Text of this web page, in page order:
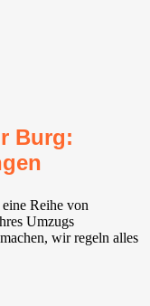
Burg:
Reihe von
Umzugs
wir regeln alles